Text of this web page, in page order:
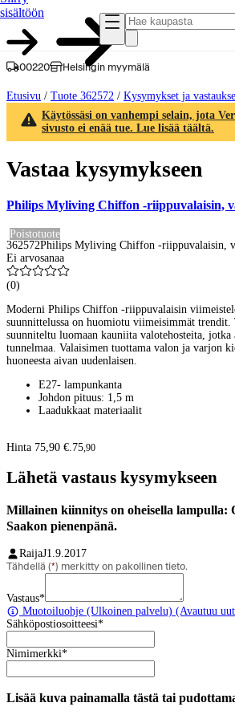
sisältöön
00220 Helsingin myymälä
Etusivu / Tuote 362572 / Kysymykset ja
Käytössäsi on vanhempi selain, jota
sivusto ei enää tue. Lue lisää täältä.
Vastaa kysymykseen
Philips Myliving Chiffon -riippuvalaisin,
Poistotuote
362572Philips Myliving Chiffon -riippuvalaisin,
Ei arvosanaa
(0)
Moderni Philips Chiffon -riippuvalaisin
suunnittelussa on huomiotu viimeisimmät trendit.
suunniteltu luomaan kauniita valotehosteita,
tunnelmaa. Valaisimen tuottama valon ja varjon
huoneesta aivan uudenlaisen.
E27- lampunkanta
Johdon pituus: 1,5 m
Laadukkaat materiaalit
Hinta 75,90 €. 75,90
Lähetä vastaus kysymykseen
Millainen kiinnitys on oheisella lampulla:
Saakon pienenpänä.
RaijaJ1.9.2017
Tähdellä (*) merkitty on pakollinen tieto.
Vastaus*
Muotoiluohje (Ulkoinen palvelu) (Avautuu
Sähköpostiosoitteesi*
Nimimerkki*
Lisää kuva painamalla tästä tai